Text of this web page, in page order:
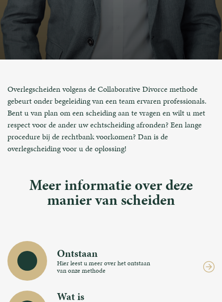
Overlegscheiden volgens de Collaborative Divorce methode
gebeurt onder begeleiding van een team ervaren professionals.
Bent u van plan om een scheiding aan te vragen en wilt u met
respect voor de ander uw echtscheiding afronden? Een lange
procedure bij de rechtbank voorkomen? Dan is de
overlegscheiding voor u de oplossing!
Meer informatie over deze
manier van scheiden
Ontstaan
Hier leest u meer over het ontstaan
van onze methode
Wat is